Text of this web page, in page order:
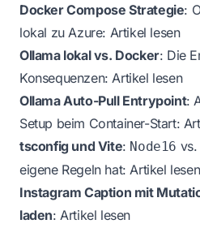
Docker Compose Strategie:
lokal zu Azure: Artikel lesen
Ollama lokal vs. Docker: Die
Konsequenzen: Artikel lesen
Ollama Auto-Pull Entrypoint:
Setup beim Container-Start:
tsconfig und Vite: Node16 vs.
eigene Regeln hat: Artikel lesen
Instagram Caption mit
laden: Artikel lesen